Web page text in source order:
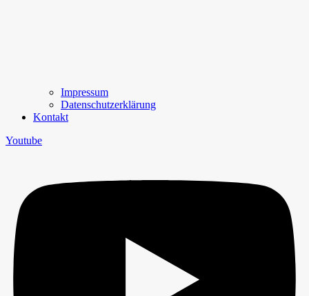
Impressum
Datenschutzerklärung
Kontakt
Youtube